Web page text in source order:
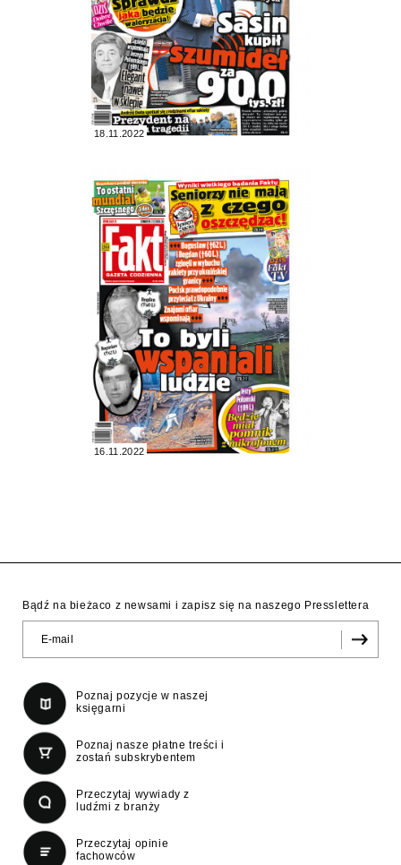
18.11.2022
16.11.2022
Bądź na bieżaco z newsami i zapisz się na naszego Presslettera
Poznaj pozycje w naszej
księgarni
Poznaj nasze płatne treści i
zostań subskrybentem
Przeczytaj wywiady z
ludźmi z branży
Przeczytaj opinie
fachowców